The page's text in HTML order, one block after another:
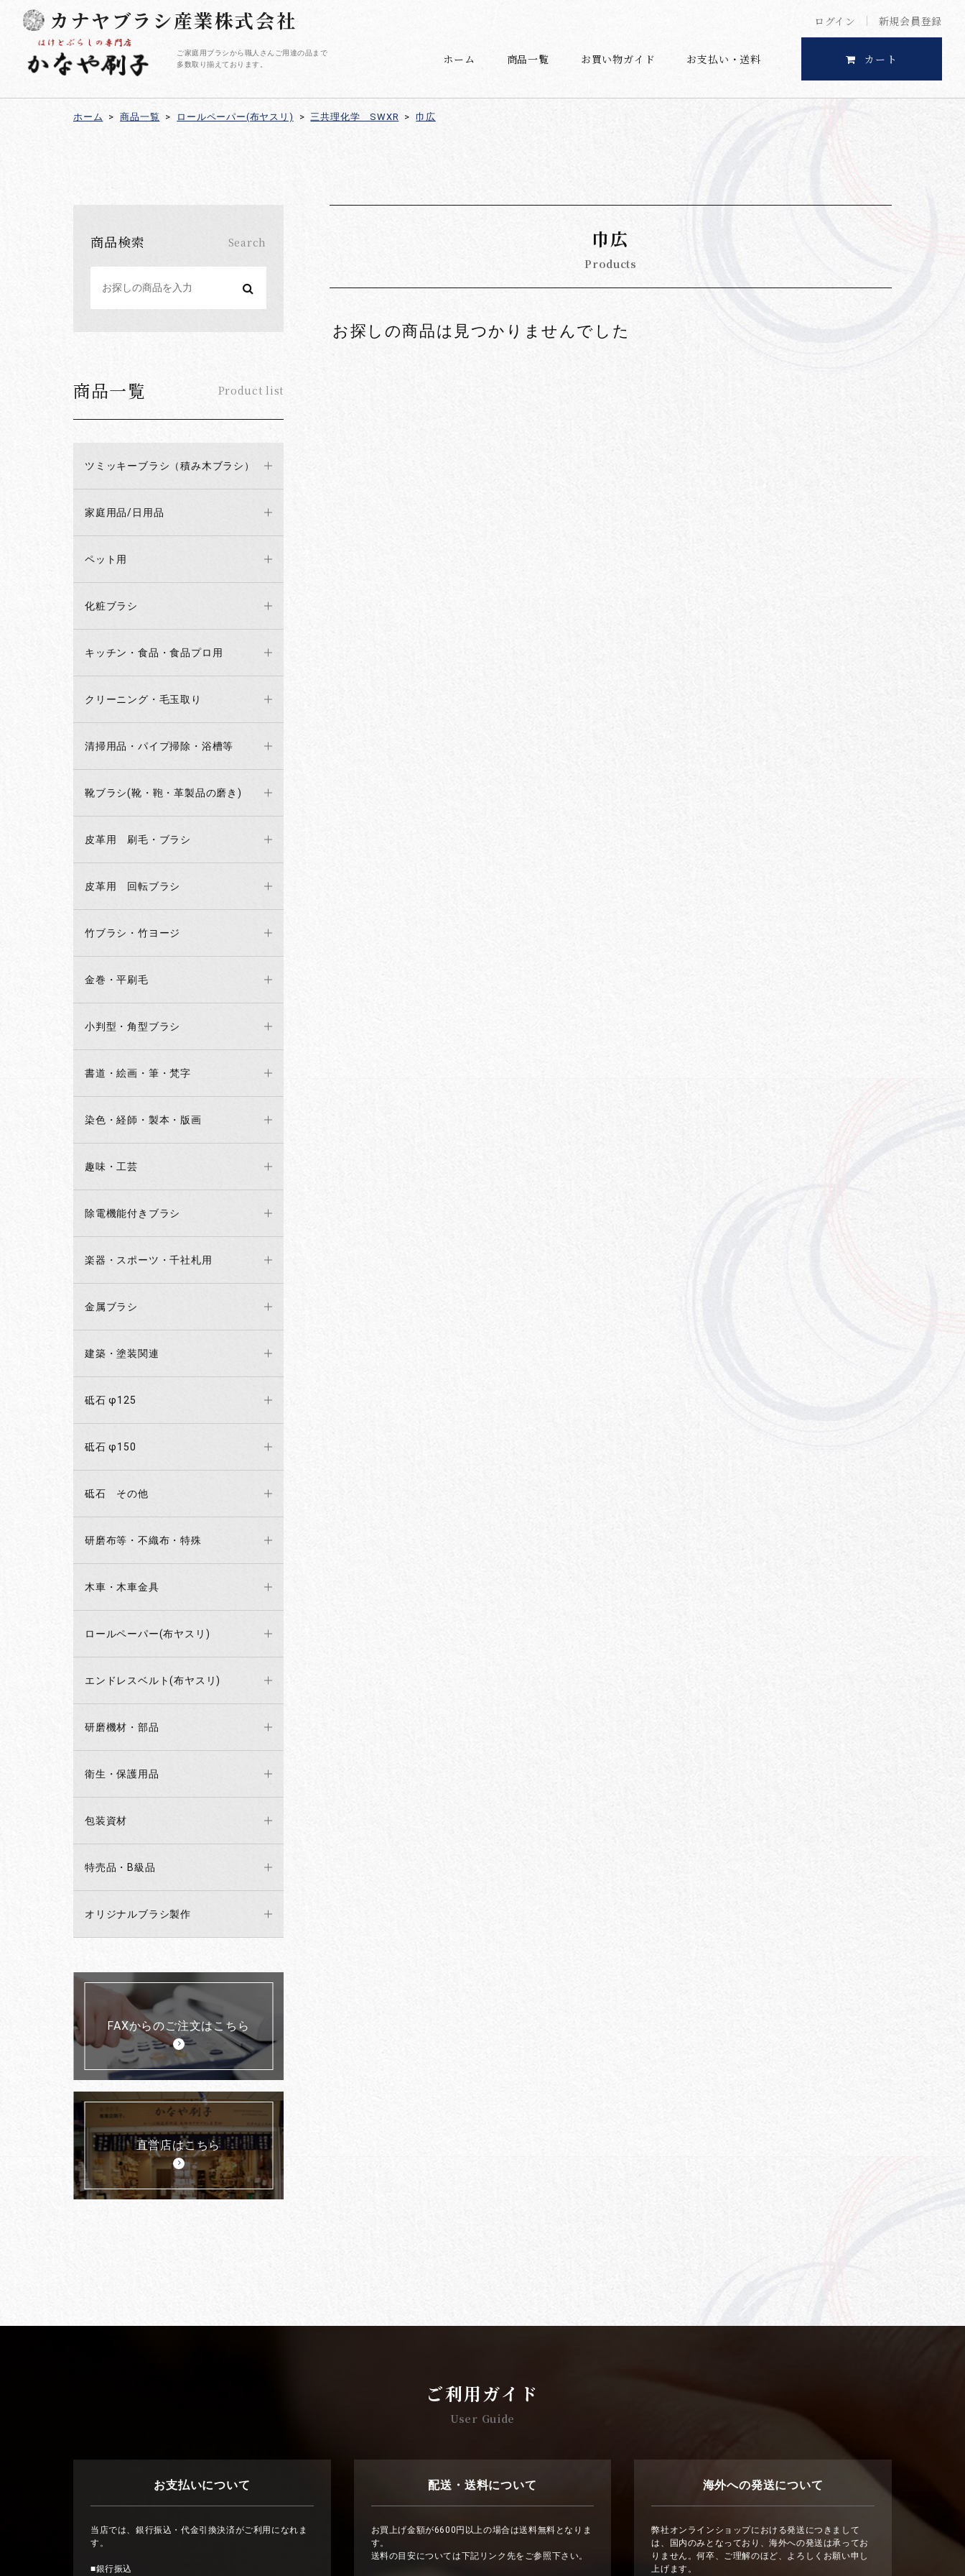
ログイン 新規会員登録
カナヤブラシ産業株式会社
ご家庭用ブラシから職人さんご用達の品まで
多数取り揃えております。
ホーム 商品一覧 お買い物ガイド お支払い・送料 カート
ホーム > 商品一覧 > ロールペーパー(布ヤスリ) > 三共理化学 SWXR > 巾広
商品検索 Search
商品一覧 Product list
ツミッキーブラシ（積み木ブラシ）
家庭用品/日用品
ペット用
化粧ブラシ
キッチン・食品・食品プロ用
クリーニング・毛玉取り
清掃用品・パイプ掃除・浴槽等
靴ブラシ(靴・鞄・革製品の磨き)
皮革用 刷毛・ブラシ
皮革用 回転ブラシ
竹ブラシ・竹ヨージ
金巻・平刷毛
小判型・角型ブラシ
書道・絵画・筆・梵字
染色・経師・製本・版画
趣味・工芸
除電機能付きブラシ
楽器・スポーツ・千社札用
金属ブラシ
建築・塗装関連
砥石 φ125
砥石 φ150
砥石 その他
研磨布等・不織布・特殊
木車・木車金具
ロールペーパー(布ヤスリ)
エンドレスベルト(布ヤスリ)
研磨機材・部品
衛生・保護用品
包装資材
特売品・B級品
オリジナルブラシ製作
FAXからのご注文はこちら
直営店はこちら
巾広
Products
お探しの商品は見つかりませんでした
ご利用ガイド
User Guide
お支払いについて
当店では、銀行振込・代金引換決済がご利用になれま
す。
■銀行振込
配送・送料について
お買上げ金額が6600円以上の場合は送料無料となりま
す。
送料の目安については下記リンク先をご参照下さい。
海外への発送について
弊社オンラインショップにおける発送につきまして
は、国内のみとなっており、海外への発送は承ってお
りません。何卒、ご理解のほど、よろしくお願い申し
上げます。